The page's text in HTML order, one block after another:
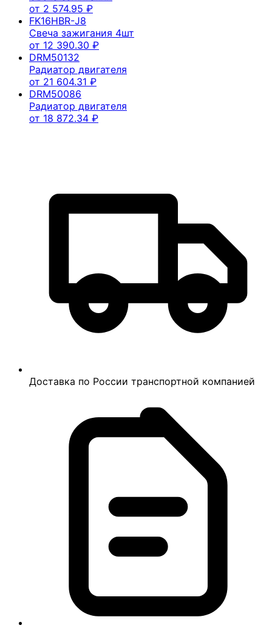
от 2 574.95 ₽
FK16HBR-J8
Свеча зажигания 4шт
от 12 390.30 ₽
DRM50132
Радиатор двигателя
от 21 604.31 ₽
DRM50086
Радиатор двигателя
от 18 872.34 ₽
Доставка по России транспортной компанией